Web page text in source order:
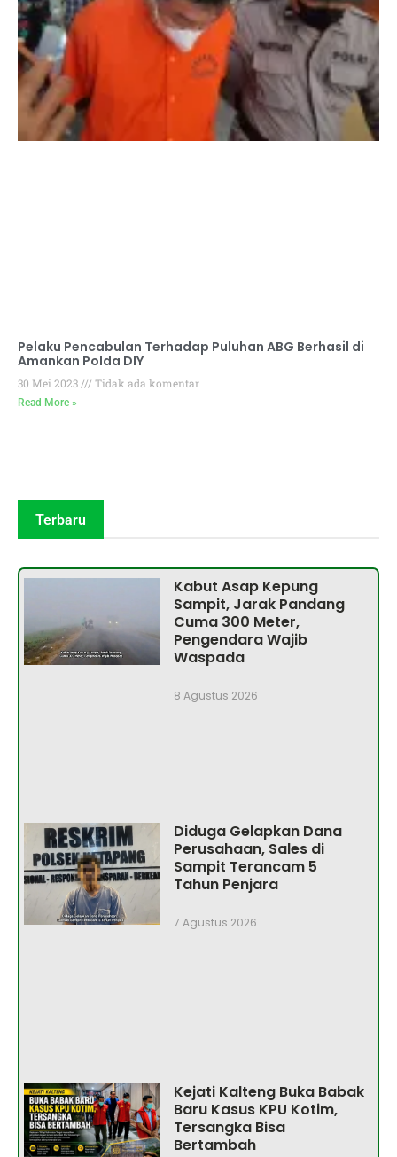
Pelaku Pencabulan Terhadap Puluhan ABG Berhasil di
Amankan Polda DIY
30 Mei 2023 Tidak ada komentar
Read More »
Terbaru
Kabut Asap Kepung
Sampit, Jarak Pandang
Cuma 300 Meter,
Pengendara Wajib
Waspada
8 Agustus 2026
Diduga Gelapkan Dana
Perusahaan, Sales di
Sampit Terancam 5
Tahun Penjara
7 Agustus 2026
Kejati Kalteng Buka Babak
Baru Kasus KPU Kotim,
Tersangka Bisa
Bertambah